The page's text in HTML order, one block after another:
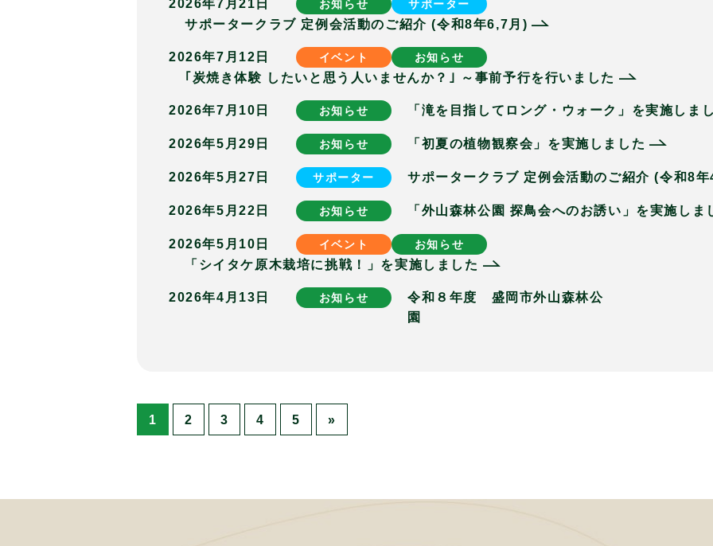
2026年7月21日 お知らせ サポーター
サポータークラブ 定例会活動のご紹介 (令和8年6,7月)
2026年7月12日 イベント お知らせ
｢炭焼き体験 したいと思う人いませんか？｣ ～事前予行を行いました
2026年7月10日 お知らせ 「滝を目指してロング・ウォーク」を実施しま
2026年5月29日 お知らせ 「初夏の植物観察会」を実施しました
2026年5月27日 サポーター サポータークラブ 定例会活動のご紹介 (令和8
2026年5月22日 お知らせ 「外山森林公園 探鳥会へのお誘い」を実施しま
2026年5月10日 イベント お知らせ
「シイタケ原木栽培に挑戦！」を実施しました
2026年4月13日 お知らせ
令和８年度 盛岡市外山森林公
園 開園しま
1 2 3 4 5 »